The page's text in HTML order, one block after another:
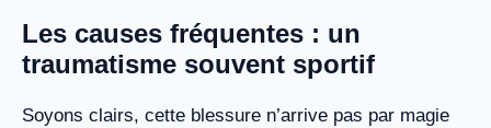
Les causes fréquentes : un
traumatisme souvent sportif
Soyons clairs, cette blessure n’arrive pas par magie